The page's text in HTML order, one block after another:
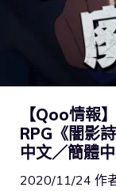
【Qoo情報
RPG《闇影
中文／簡體
2020/11/24 作